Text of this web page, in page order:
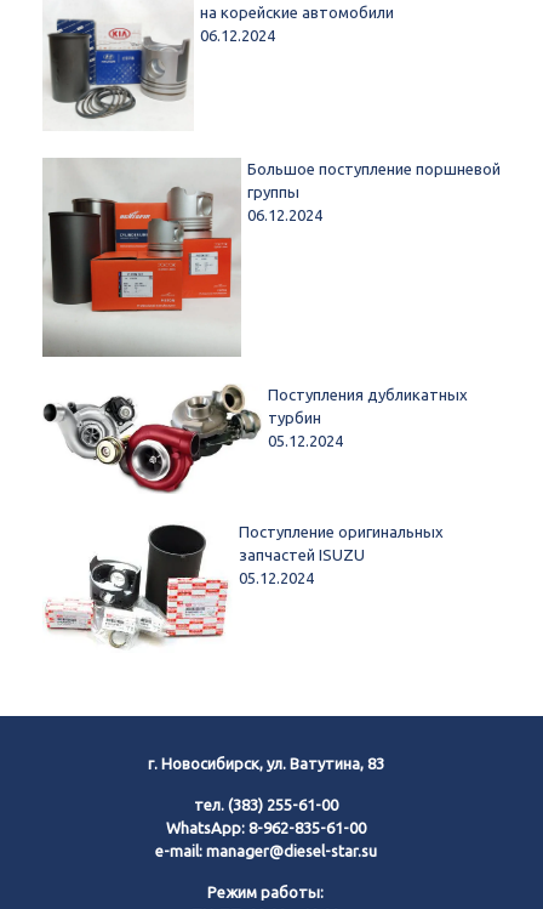
на корейские автомобили
06.12.2024
Большое поступление поршневой
группы
06.12.2024
Поступления дубликатных
турбин
05.12.2024
Поступление оригинальных
запчастей ISUZU
05.12.2024
г. Новосибирск, ул. Ватутина, 83
тел. (383) 255-61-00
WhatsApp: 8-962-835-61-00
e-mail: manager@diesel-star.su
Режим работы: